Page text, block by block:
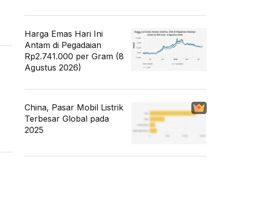
Harga Emas Hari Ini
Antam di Pegadaian
Rp2.741.000 per Gram (8
Agustus 2026)
China, Pasar Mobil Listrik
Terbesar Global pada
2025